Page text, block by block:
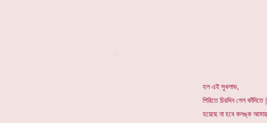
হল এই সুখলাভ,
পিরিতে চিরদিন গেল কাঁদিতে ||
হয়েছে না হবে কলঙ্ক